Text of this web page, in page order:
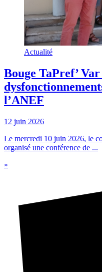
Actualité
Bouge TaPref’
l’ANEF
12 juin 2026
Le mercredi 10 juin 2026, le
organisé une conférence de ...
»